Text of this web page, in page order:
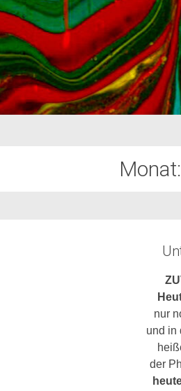
Monat:
nur
und in
der